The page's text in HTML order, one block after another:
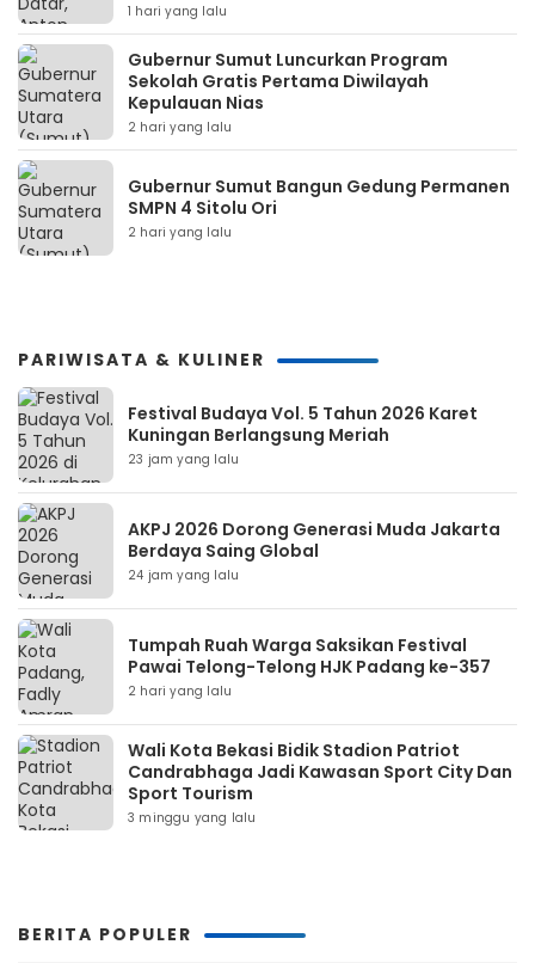
1 hari yang lalu
Gubernur Sumut Luncurkan Program
Sekolah Gratis Pertama Diwilayah
Kepulauan Nias
2 hari yang lalu
Gubernur Sumut Bangun Gedung Permanen
SMPN 4 Sitolu Ori
2 hari yang lalu
PARIWISATA & KULINER
Festival Budaya Vol. 5 Tahun 2026 Karet
Kuningan Berlangsung Meriah
23 jam yang lalu
AKPJ 2026 Dorong Generasi Muda Jakarta
Berdaya Saing Global
24 jam yang lalu
Tumpah Ruah Warga Saksikan Festival
Pawai Telong-Telong HJK Padang ke-357
2 hari yang lalu
Wali Kota Bekasi Bidik Stadion Patriot
Candrabhaga Jadi Kawasan Sport City Dan
Sport Tourism
3 minggu yang lalu
BERITA POPULER